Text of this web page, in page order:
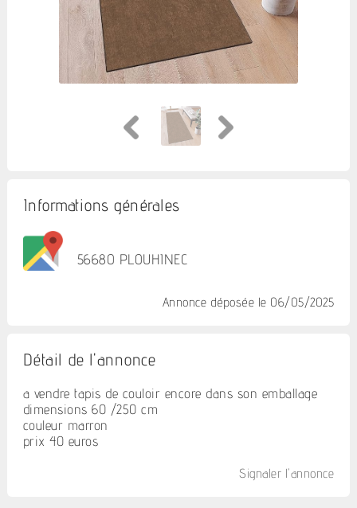
Informations générales
56680 PLOUHINEC
Annonce déposée le 06/05/2025
Détail de l'annonce
a vendre tapis de couloir encore dans son emballage
dimensions 60 /250 cm
couleur marron
prix 40 euros
Signaler l'annonce